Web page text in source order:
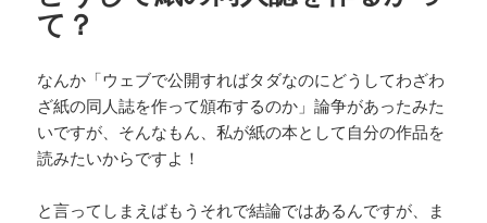
て？
なんか「ウェブで公開すればタダなのにどうしてわざわ
ざ紙の同人誌を作って頒布するのか」論争があったみた
いですが、そんなもん、私が紙の本として自分の作品を
読みたいからですよ！
と言ってしまえばもうそれで結論ではあるんですが、ま